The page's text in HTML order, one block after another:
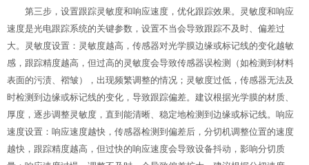
第三步，设置跟踪灵敏度和响应速度，优化跟踪效果。灵敏度和响应
速度是光电跟踪系统的关键参数，设置不当会导致跟踪不及时、偏差过
大。灵敏度设置：灵敏度越高，传感器对光学膜边缘或标记线的变化越敏
感，跟踪精度越高，但过高的灵敏度会导致传感器误检测（如检测到材料
表面的污渍、褶皱），出现频繁调整的情况；灵敏度过低，传感器无法及
时检测到边缘或标记线的变化，导致跟踪偏差。建议根据光学膜的材质、
厚度，逐步调整灵敏度，直到能清晰、稳定地检测到边缘或标记线。响应
速度设置：响应速度越快，传感器检测到偏差后，分切机调整位置的速度
越快，跟踪精度越高，但过快的响应速度会导致设备抖动，影响分切质